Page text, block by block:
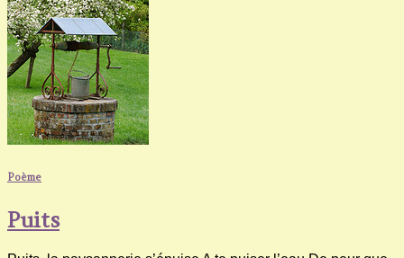
Poème
Puits